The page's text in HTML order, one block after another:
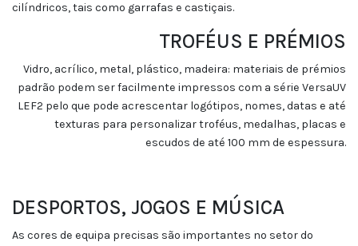
cilíndricos, tais como garrafas e castiçais.
TROFÉUS E PRÉMIOS
Vidro, acrílico, metal, plástico, madeira: materiais de prémios
padrão podem ser facilmente impressos com a série VersaUV
LEF2 pelo que pode acrescentar logótipos, nomes, datas e até
texturas para personalizar troféus, medalhas, placas e
escudos de até 100 mm de espessura.
DESPORTOS, JOGOS E MÚSICA
As cores de equipa precisas são importantes no setor do